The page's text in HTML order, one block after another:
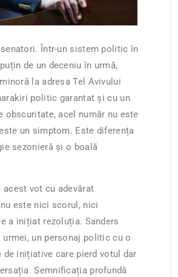
Într-un sistem politic în
de un deceniu în urmă,
la adresa Tel Avivului
politic garantat și cu un
obscuritate, acel număr nu este
un simptom. Este diferența
sezonieră și o boală
acest vot cu adevărat
este nici scorul, nici
a inițiat rezoluția. Sanders
urmei, un personaj politic cu o
de inițiative care pierd votul dar
Semnificația profundă